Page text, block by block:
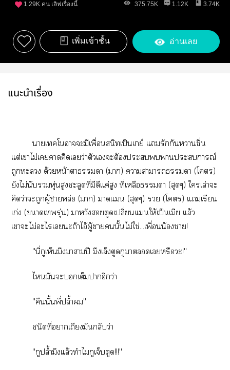
1.29K คน เลิฟเรื่องนี้ 375.75K 1.12K 3.74K
เพิ่มเข้าชั้น อ่านเลย
แนะนำเรื่อง
าเโาะมีเพื่อนสนิทเป็นเกย์ แรักกันาชื่น
แต่เาไม่เาคิดเว่าตัวเะต้องะาะการณ์
ถูกะ ด้วยหน้าาา (า) าาาา (โ)
ยังไม่นับหุ่นสูงชะลูดที่มีดีแค่สูง ที่เหลือา (สุดๆ) ใเล่าะ
คิดว่าะถูกผู้าหล่อ (า) าแ (สุดๆ)  (โ) แเรียน
เก่ง (าเรุ่น) าหวังตูดเปลี่ยนแให้เป็นเมีย แล้ว
เาะไม่ะไเะถ้าไอ้ผู้านั้นไม่ใช่...เพื่อนน้องา!
"นี่กูเห็นมึงาามปี มึงเล็งตูดกูาเหรือะ!"
ไมันะเต็มาอีกว่า
"คืนนั้นพี่ปล้ำ"
ชนิดที่าเถียงมันกลับว่า
"กูปล้ำมึงแล้วทำไมกูเจ็บตูด!!!"